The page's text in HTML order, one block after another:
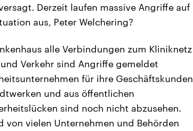
Derzeit laufen massive Angriffe auf
aus, Peter Welchering?
alle Verbindungen zum Kliniknetz
Verkehr sind Angriffe gemeldet
für ihre Geschäftskunden
und aus öffentlichen
sind noch nicht abzusehen.
vielen Unternehmen und Behörden